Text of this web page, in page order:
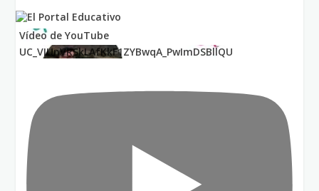
Vídeo de YouTube
UC_VIUnVRSkLAfKkF1ZYBwqA_PwImDSBllQU